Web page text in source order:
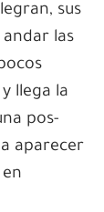
sus
las
llega la
pos-
aparecer